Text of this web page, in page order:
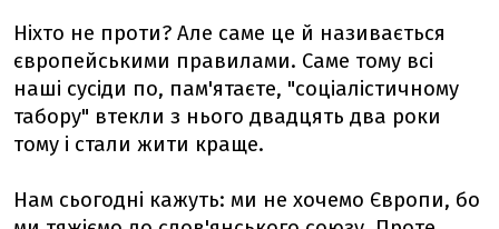
Ніхто не проти? Але саме це й називається
європейськими правилами. Саме тому всі
наші сусіди по, пам'ятаєте, "соціалістичному
табору" втекли з нього двадцять два роки
тому і стали жити краще.
Нам сьогодні кажуть: ми не хочемо Європи, бо